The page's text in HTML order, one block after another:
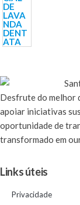
Desfrutedo melhor
apoiar iniciativas
oportunidade de
transformado em
Links úteis
Privacidade